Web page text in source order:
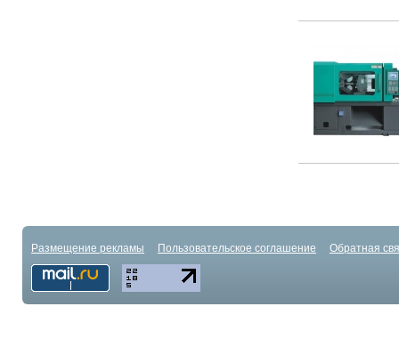
Размещение рекламы Пользовательское соглашение Обратная